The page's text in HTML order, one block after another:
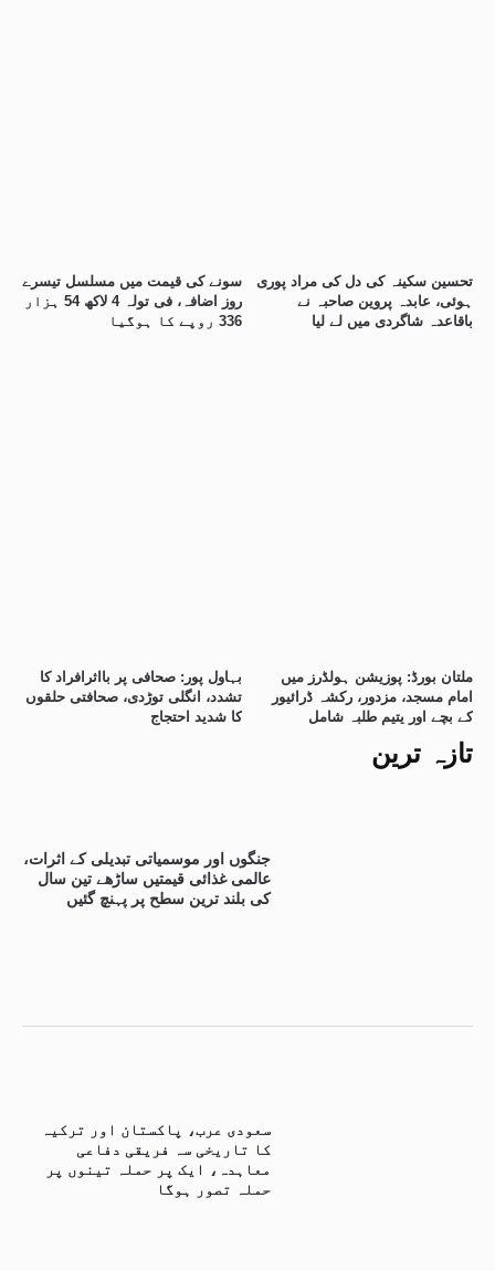
تازہ ترین
جنگوں اور موسمیاتی تبدیلی کے اثرات،
عالمی غذائی قیمتیں ساڑھے تین سال
کی بلند ترین سطح پر پہنچ گئیں
سعودی عرب، پاکستان اور ترکیہ
کا تاریخی سہ فریقی دفاعی
معاہدہ، ایک پر حملہ تینوں پر
حملہ تصور ہوگا
سونے کی قیمت میں مسلسل تیسرے
روز اضافہ، فی تولہ 4 لاکھ 54 ہزار
336 روپے کا ہوگیا
تحسین سکینہ کی دل کی مراد پوری
ہوئی، عابدہ پروین صاحبہ نے
باقاعدہ شاگردی میں لے لیا
بہاول پور: صحافی پر بااثرافراد کا
تشدد، انگلی توڑدی، صحافتی حلقوں
کا شدید احتجاج
ملتان بورڈ: پوزیشن ہولڈرز میں
امام مسجد، مزدور، رکشہ ڈرائیور
کے بچے اور یتیم طلبہ شامل